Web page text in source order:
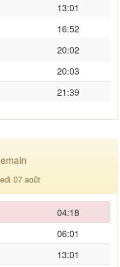
13:01
16:52
20:02
20:03
21:39
07 août
04:18
06:01
13:01